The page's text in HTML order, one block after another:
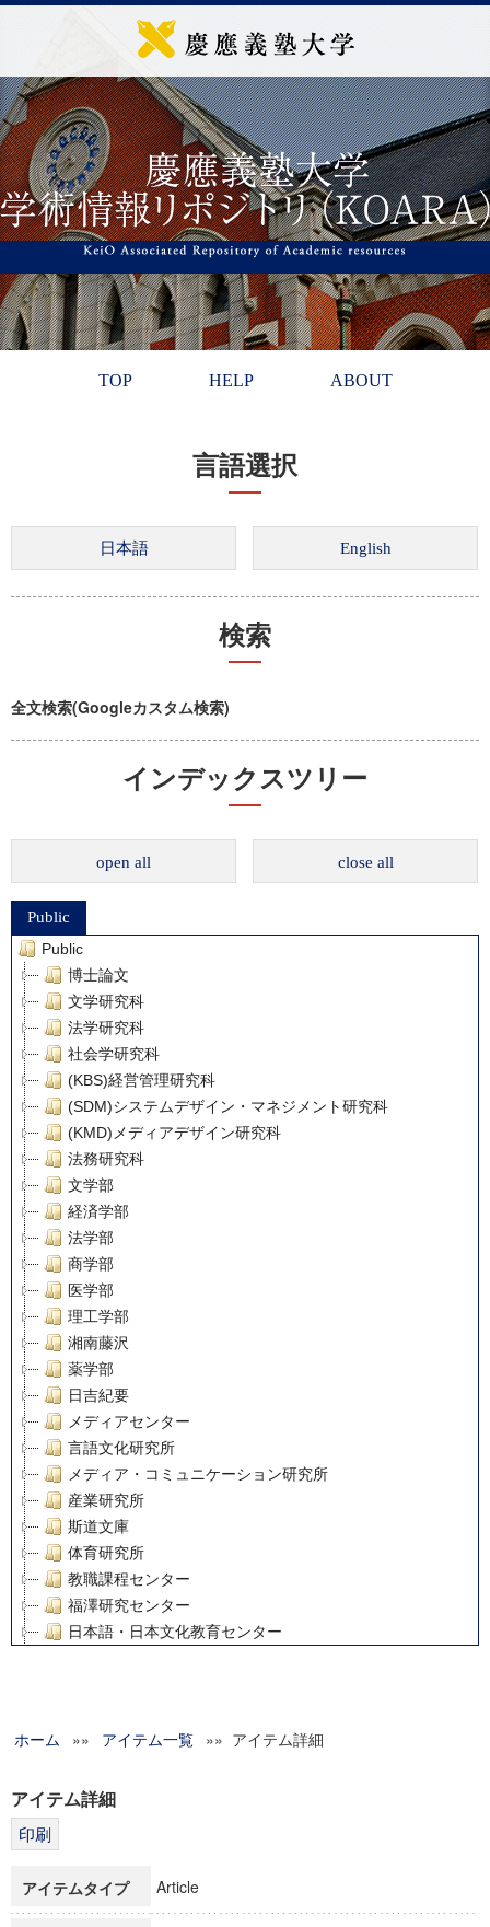
TOP HELP ABOUT
言語選択
検索
全文検索(Googleカスタム検索)
インデックスツリー
open all close all
Public
Public
博士論文
文学研究科
法学研究科
社会学研究科
(KBS)経営管理研究科
(SDM)システムデザイン・マネジメント研究科
(KMD)メディアデザイン研究科
法務研究科
文学部
経済学部
法学部
商学部
医学部
理工学部
湘南藤沢
薬学部
日吉紀要
メディアセンター
言語文化研究所
メディア・コミュニケーション研究所
産業研究所
斯道文庫
体育研究所
教職課程センター
福澤研究センター
日本語・日本文化教育センター
グローバルリサーチインスティテュート
科学研究費補助金研究成果報告書
博士課程教育リーディングプログラム「超成熟社会発展のサ
ホーム »» アイテム一覧 »» アイテム詳細
アイテム詳細
アイテムタイプ Article